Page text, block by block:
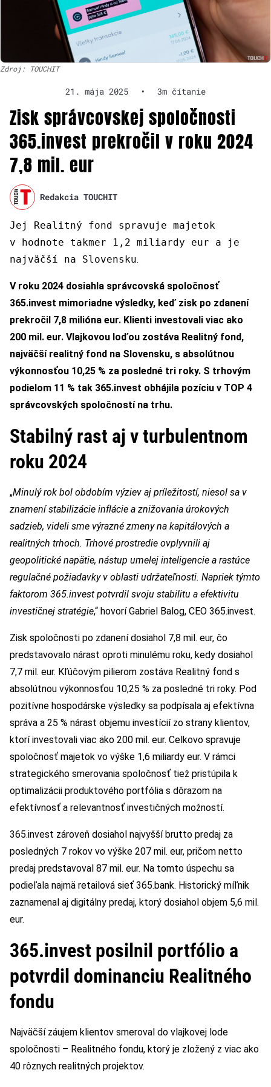
Zdroj: TOUCHIT
21. mája 2025 • 3m čítanie
Zisk správcovskej spoločnosti
365.invest prekročil v roku 2024
7,8 mil. eur
Redakcia TOUCHIT
Jej Realitný fond spravuje majetok
v hodnote takmer 1,2 miliardy eur a je
najväčší na Slovensku.
V roku 2024 dosiahla správcovská spoločnosť
365.invest mimoriadne výsledky, keď zisk po zdanení
prekročil 7,8 milióna eur. Klienti investovali viac ako
200 mil. eur. Vlajkovou loďou zostáva Realitný fond,
najväčší realitný fond na Slovensku, s absolútnou
výkonnosťou 10,25 % za posledné tri roky. S trhovým
podielom 11 % tak 365.invest obhájila pozíciu v TOP 4
správcovských spoločností na trhu.
Stabilný rast aj v turbulentnom
roku 2024
„Minulý rok bol obdobím výziev aj príležitostí, niesol sa v
znamení stabilizácie inflácie a znižovania úrokových
sadzieb, videli sme výrazné zmeny na kapitálových a
realitných trhoch. Trhové prostredie ovplyvnili aj
geopolitické napätie, nástup umelej inteligencie a rastúce
regulačné požiadavky v oblasti udržateľnosti. Napriek týmto
faktorom 365.invest potvrdil svoju stabilitu a efektivitu
investičnej stratégie,“ hovorí Gabriel Balog, CEO 365.invest.
Zisk spoločnosti po zdanení dosiahol 7,8 mil. eur, čo
predstavovalo nárast oproti minulému roku, kedy dosiahol
7,7 mil. eur. Kľúčovým pilierom zostáva Realitný fond s
absolútnou výkonnosťou 10,25 % za posledné tri roky. Pod
pozitívne hospodárske výsledky sa podpísala aj efektívna
správa a 25 % nárast objemu investícií zo strany klientov,
ktorí investovali viac ako 200 mil. eur. Celkovo spravuje
spoločnosť majetok vo výške 1,6 miliardy eur. V rámci
strategického smerovania spoločnosť tiež pristúpila k
optimalizácii produktového portfólia s dôrazom na
efektívnosť a relevantnosť investičných možností.
365.invest zároveň dosiahol najvyšší brutto predaj za
posledných 7 rokov vo výške 207 mil. eur, pričom netto
predaj predstavoval 87 mil. eur. Na tomto úspechu sa
podieľala najmä retailová sieť 365.bank. Historický míľnik
zaznamenal aj digitálny predaj, ktorý dosiahol objem 5,6 mil.
eur.
365.invest posilnil portfólio a
potvrdil dominanciu Realitného
fondu
Najväčší záujem klientov smeroval do vlajkovej lode
spoločnosti – Realitného fondu, ktorý je zložený z viac ako
40 rôznych realitných projektov.